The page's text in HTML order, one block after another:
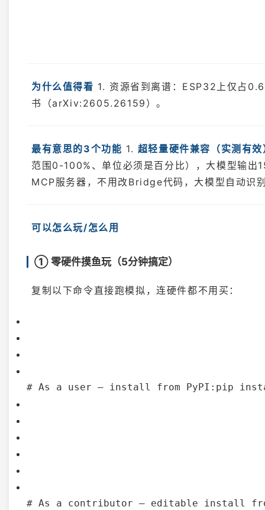
为什么值得看 1. 资源省到离谱：ESP32上仅占
书（arXiv:2605.26159）。
最有意思的3个功能 1. 超轻量硬件兼容（实测有效
范围0-100%、单位必须是百分比），大模型输
MCP服务器，不用改Bridge代码，大模型自动识
可以怎么玩/怎么用
① 零硬件摸鱼玩（5分钟搞定）
复制以下命令直接跑模拟，连硬件都不用买：
# As a user — install from PyPI: pip
# As a contributor — editable install